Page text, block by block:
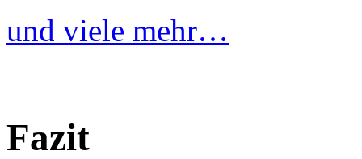
und viele mehr…
Fazit